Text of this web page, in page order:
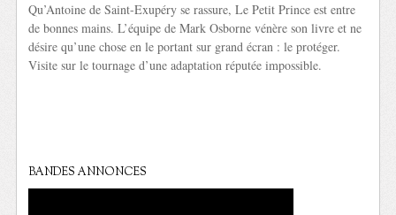
Qu’Antoine de Saint-Exupéry se rassure, Le Petit Prince est entre
de bonnes mains. L’équipe de Mark Osborne vénère son livre et ne
désire qu’une chose en le portant sur grand écran : le protéger.
Visite sur le tournage d’une adaptation réputée impossible.
BANDES ANNONCES